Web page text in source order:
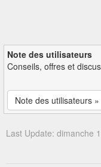
Note des utilisateurs
Conseils, offres et
Note des utilisateurs »
Last Update: dimanche